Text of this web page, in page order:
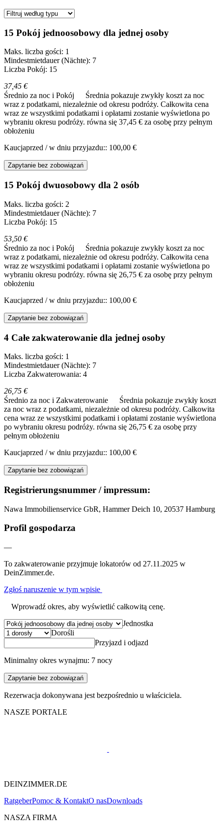
15 Pokój jednoosobowy dla jednej osoby
Maks. liczba gości: 1
Mindestmietdauer (Nächte): 7
Liczba Pokój: 15
37,45 €
Średnio za noc i Pokój
Średnia pokazuje zwykły koszt za noc
wraz z podatkami, niezależnie od okresu podróży. Całkowita cena
wraz ze wszystkimi podatkami i opłatami zostanie wyświetlona po
wybraniu okresu podróży. równa się 37,45 € za osobę przy pełnym
obłożeniu
Kaucjaprzed / w dniu przyjazdu:: 100,00 €
Zapytanie bez zobowiązań
15 Pokój dwuosobowy dla 2 osób
Maks. liczba gości: 2
Mindestmietdauer (Nächte): 7
Liczba Pokój: 15
53,50 €
Średnio za noc i Pokój
Średnia pokazuje zwykły koszt za noc
wraz z podatkami, niezależnie od okresu podróży. Całkowita cena
wraz ze wszystkimi podatkami i opłatami zostanie wyświetlona po
wybraniu okresu podróży. równa się 26,75 € za osobę przy pełnym
obłożeniu
Kaucjaprzed / w dniu przyjazdu:: 100,00 €
Zapytanie bez zobowiązań
4 Całe zakwaterowanie dla jednej osoby
Maks. liczba gości: 1
Mindestmietdauer (Nächte): 7
Liczba Zakwaterowania: 4
26,75 €
Średnio za noc i Zakwaterowanie
Średnia pokazuje zwykły koszt
za noc wraz z podatkami, niezależnie od okresu podróży. Całkowita
cena wraz ze wszystkimi podatkami i opłatami zostanie wyświetlona
po wybraniu okresu podróży. równa się 26,75 € za osobę przy
pełnym obłożeniu
Kaucjaprzed / w dniu przyjazdu:: 100,00 €
Zapytanie bez zobowiązań
Registrierungsnummer / impressum:
Nawa Immobilienservice GbR, Hammer Deich 10, 20537 Hamburg
Profil gospodarza
—
To zakwaterowanie przyjmuje lokatorów od 27.11.2025 w
DeinZimmer.de.
Zgłoś naruszenie w tym wpisie
Wprowadź okres, aby wyświetlić całkowitą cenę.
Jednostka
Dorośli
Przyjazd i odjazd
Minimalny okres wynajmu: 7 nocy
Zapytanie bez zobowiązań
Rezerwacja dokonywana jest bezpośrednio u właściciela.
NASZE PORTALE
DEINZIMMER.DE
RatgeberPomoc & KontaktO nasDownloads
NASZA FIRMA